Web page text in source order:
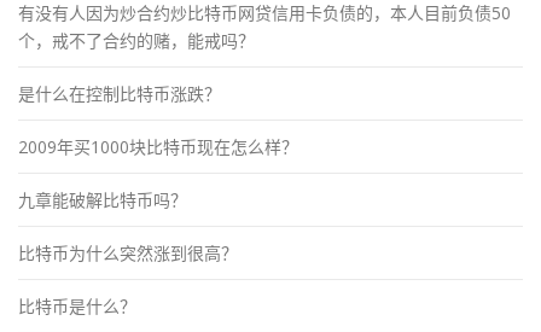
有没有人因为炒合约炒比特币网贷信用卡负债的，本人目前负债50
个，戒不了合约的赌，能戒吗？
是什么在控制比特币涨跌？
2009年买1000块比特币现在怎么样？
九章能破解比特币吗？
比特币为什么突然涨到很高？
比特币是什么？